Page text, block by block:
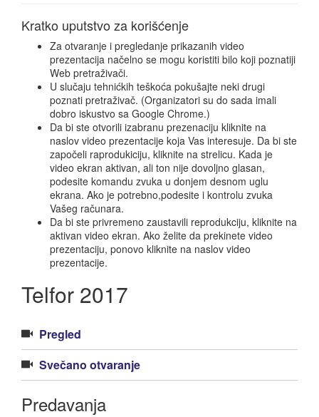
Kratko uputstvo za korišćenje
Za otvaranje i pregledanje prikazanih video
prezentacija načelno se mogu koristiti bilo koji poznatiji
Web pretraživači.
U slučaju tehnićkih teškoća pokušajte neki drugi
poznati pretraživač. (Organizatori su do sada imali
dobro iskustvo sa Google Chrome.)
Da bi ste otvorili izabranu prezenaciju kliknite na
naslov video prezentacije koja Vas interesuje. Da bi ste
započeli raprodukiciju, kliknite na strelicu. Kada je
video ekran aktivan, ali ton nije dovoljno glasan,
podesite komandu zvuka u donjem desnom uglu
ekrana. Ako je potrebno,podesite i kontrolu zvuka
Vašeg računara.
Da bi ste privremeno zaustavili reprodukciju, kliknite na
aktivan video ekran. Ako želite da prekinete video
prezentaciju, ponovo kliknite na naslov video
prezentacije.
Telfor 2017
Pregled
Svečano otvaranje
Predavanja